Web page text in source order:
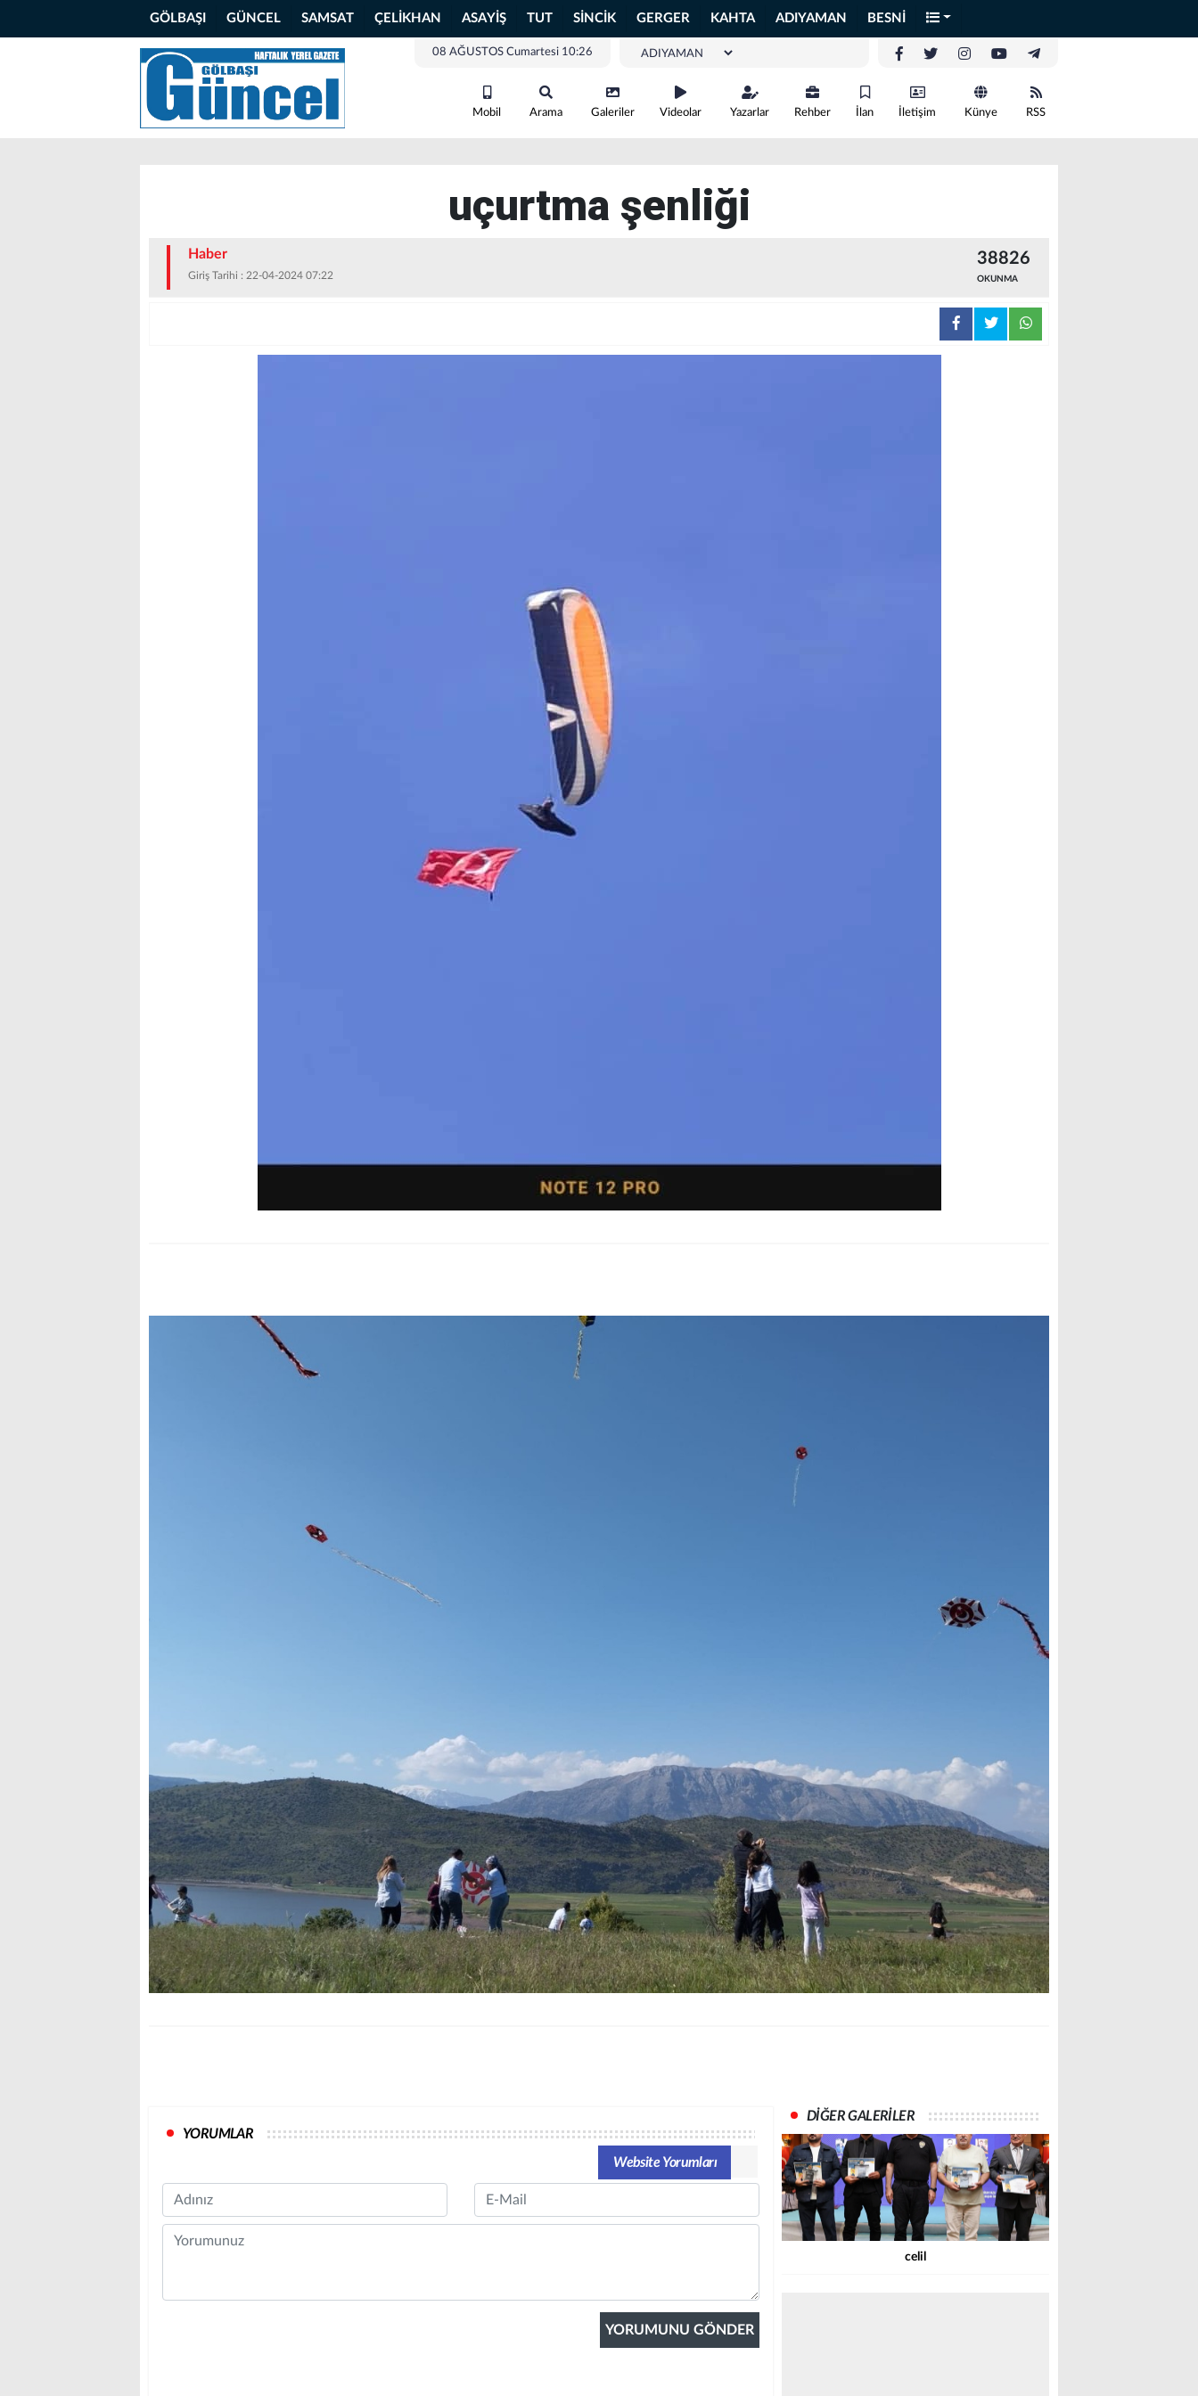
GÖLBAŞI GÜNCEL SAMSAT ÇELİKHAN ASAYİŞ TUT SİNCİK GERGER KAHTA ADIYAMAN BESNİ
08 AĞUSTOS Cumartesi 10:26
Mobil Arama Galeriler Videolar Yazarlar Rehber İlan İletişim Künye RSS
uçurtma şenliği
Haber
Giriş Tarihi : 22-04-2024 07:22
38826
OKUNMA
YORUMLAR
Website Yorumları
Name Email
Comment
DİĞER GALERİLER
celil